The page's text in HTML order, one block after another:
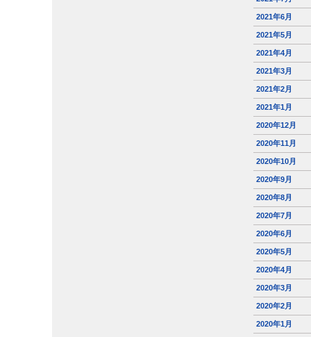
2021年6月
2021年5月
2021年4月
2021年3月
2021年2月
2021年1月
2020年12月
2020年11月
2020年10月
2020年9月
2020年8月
2020年7月
2020年6月
2020年5月
2020年4月
2020年3月
2020年2月
2020年1月